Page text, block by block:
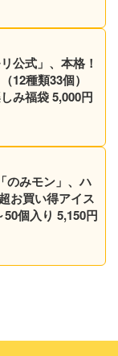
公式」、本格！
12種類33個）
み福袋 5,000円
のみモン」、ハ
お買い得アイス
個入り 5,150円